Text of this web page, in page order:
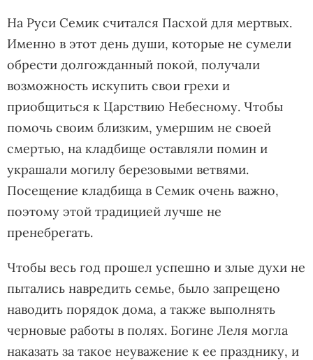
На Руси Семик считался Пасхой для мертвых.
Именно в этот день души, которые не сумели
обрести долгожданный покой, получали
возможность искупить свои грехи и
приобщиться к Царствию Небесному. Чтобы
помочь своим близким, умершим не своей
смертью, на кладбище оставляли помин и
украшали могилу березовыми ветвями.
Посещение кладбища в Семик очень важно,
поэтому этой традицией лучше не
пренебрегать.
Чтобы весь год прошел успешно и злые духи не
пытались навредить семье, было запрещено
наводить порядок дома, а также выполнять
черновые работы в полях. Богине Леля могла
наказать за такое неуважение к ее празднику, и